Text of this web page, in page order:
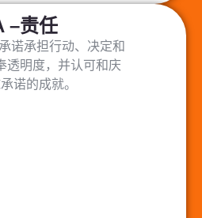
–责任
诺承担行动、决定和
透明度，并认可和庆
诺的成就。